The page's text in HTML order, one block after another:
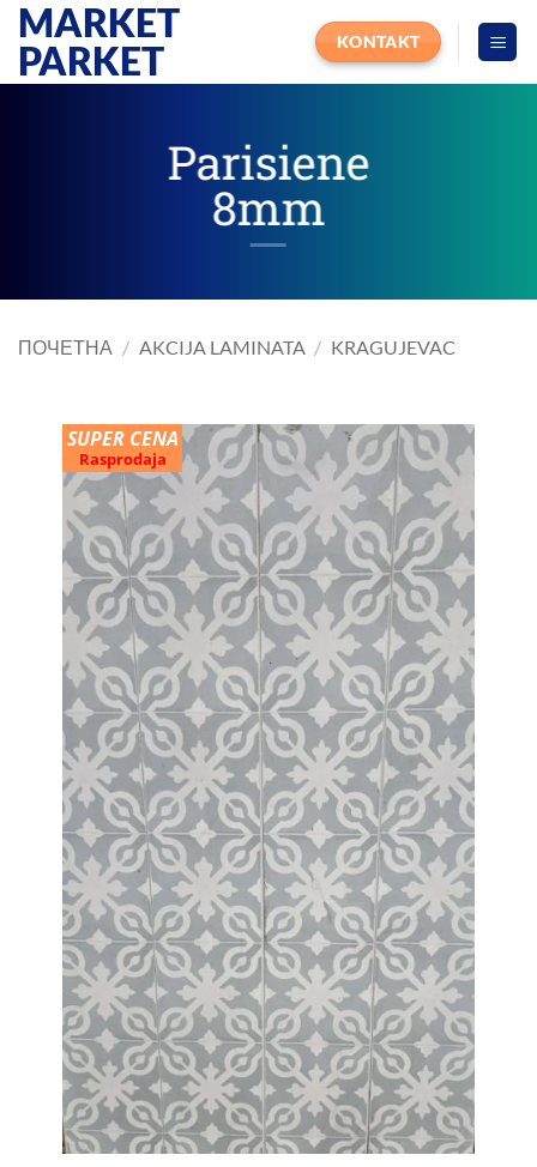
Прескочи
садржај
MARKET
PARKET
KONTAKT
Parisiene
8mm
ПОЧЕТНА / AKCIJA LAMINATA / KRAGUJEVAC
SUPER CENA
Rasprodaja